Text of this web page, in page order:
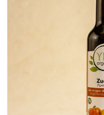
CREME ȘI PASTE TARTINABILE